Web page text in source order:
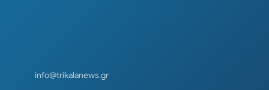
info@trikalanews.gr